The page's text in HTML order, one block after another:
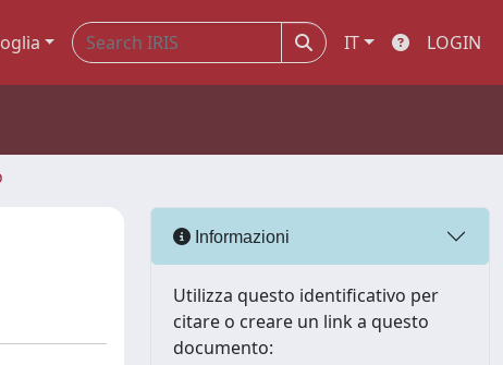
IT LOGIN
Informazioni
Utilizza questo identificativo per
citare o creare un link a questo
documento: